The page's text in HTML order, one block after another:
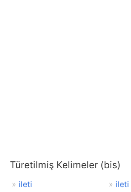
Türetilmiş Kelimeler (bis)
ileti
ileti